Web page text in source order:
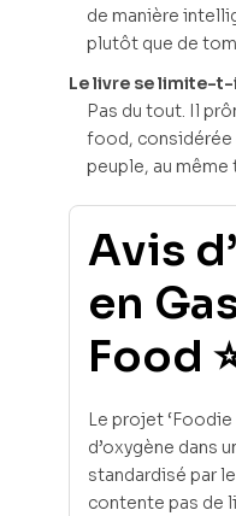
de manière
plutôt que de
Le livre se limite-
Pas du tout. Il
food, considérée
peuple, au
Avis
en
Food
Le projet
d’oxygène dans
standardisé par
contente pas de